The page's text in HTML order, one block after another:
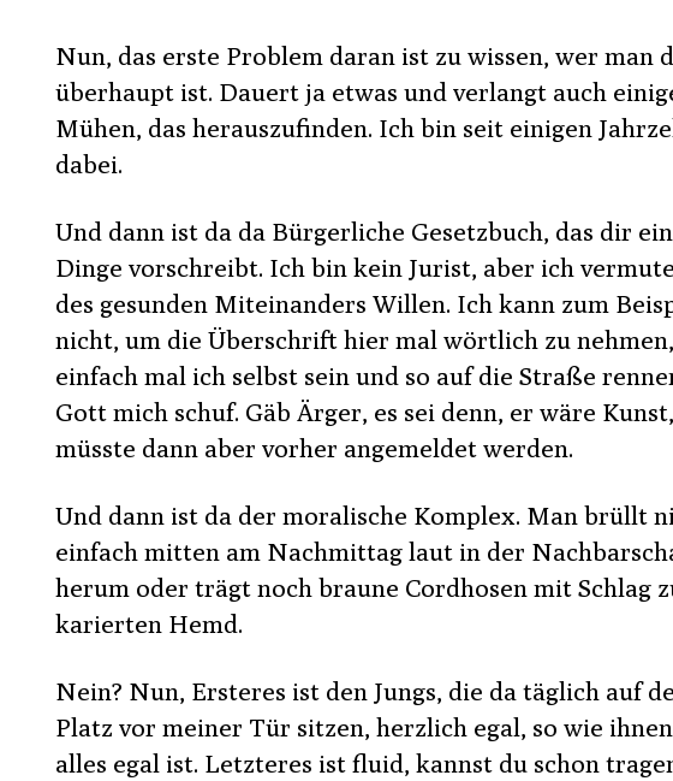
Nun, das erste Problem daran ist zu wissen, wer man
überhaupt ist. Dauert ja etwas und verlangt auch
Mühen, das herauszufinden. Ich bin seit einigen
dabei.
Und dann ist da da Bürgerliche Gesetzbuch, das dir
Dinge vorschreibt. Ich bin kein Jurist, aber ich
des gesunden Miteinanders Willen. Ich kann zum
nicht, um die Überschrift hier mal wörtlich zu nehmen,
einfach mal ich selbst sein und so auf die Straße
Gott mich schuf. Gäb Ärger, es sei denn, er wäre Kunst,
müsste dann aber vorher angemeldet werden.
Und dann ist da der moralische Komplex. Man brüllt
einfach mitten am Nachmittag laut in der
herum oder trägt noch braune Cordhosen mit Schlag
karierten Hemd.
Nein? Nun, Ersteres ist den Jungs, die da täglich auf
Platz vor meiner Tür sitzen, herzlich egal, so wie
alles egal ist. Letzteres ist fluid, kannst du schon